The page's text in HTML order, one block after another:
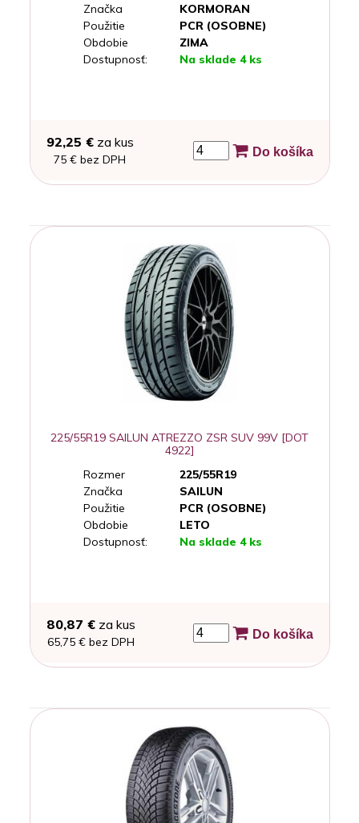
Značka
KORMORAN
Použitie
PCR (OSOBNE)
Obdobie
ZIMA
Dostupnosť:
Na sklade 4 ks
92,25 €za kus
75 € bez DPH
Do košíka
225/55R19 SAILUN ATREZZO ZSR SUV 99V [DOT
4922]
Rozmer
225/55R19
Značka
SAILUN
Použitie
PCR (OSOBNE)
Obdobie
LETO
Dostupnosť:
Na sklade 4 ks
80,87 €za kus
65,75 € bez DPH
Do košíka